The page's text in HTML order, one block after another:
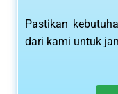
Pastikan
dari kami untuk